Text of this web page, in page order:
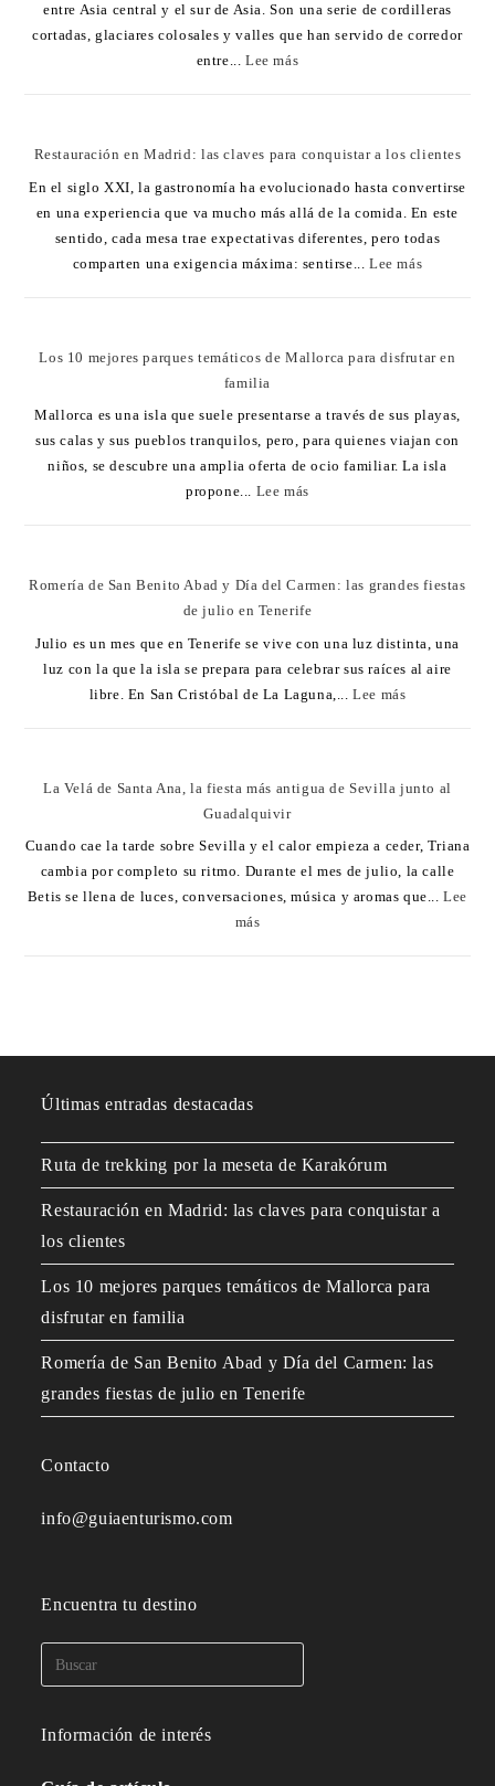
entre Asia central y el sur de Asia. Son una serie de cordilleras
cortadas, glaciares colosales y valles que han servido de corredor
entre...Lee más
Restauración en Madrid: las claves para conquistar a los clientes
En el siglo XXI, la gastronomía ha evolucionado hasta convertirse
en una experiencia que va mucho más allá de la comida. En este
sentido, cada mesa trae expectativas diferentes, pero todas
comparten una exigencia máxima: sentirse...Lee más
Los 10 mejores parques temáticos de Mallorca para disfrutar en
familia
Mallorca es una isla que suele presentarse a través de sus playas,
sus calas y sus pueblos tranquilos, pero, para quienes viajan con
niños, se descubre una amplia oferta de ocio familiar. La isla
propone... Lee más
Romería de San Benito Abad y Día del Carmen: las grandes fiestas
de julio en Tenerife
Julio es un mes que en Tenerife se vive con una luz distinta, una
luz con la que la isla se prepara para celebrar sus raíces al aire
libre. En San Cristóbal de La Laguna,...Lee más
La Velá de Santa Ana, la fiesta más antigua de Sevilla junto al
Guadalquivir
Cuando cae la tarde sobre Sevilla y el calor empieza a ceder, Triana
cambia por completo su ritmo. Durante el mes de julio, la calle
Betis se llena de luces, conversaciones, música y aromas que...Lee
más
Últimas entradas destacadas
Ruta de trekking por la meseta de Karakórum
Restauración en Madrid: las claves para conquistar a
los clientes
Los 10 mejores parques temáticos de Mallorca para
disfrutar en familia
Romería de San Benito Abad y Día del Carmen: las
grandes fiestas de julio en Tenerife
Contacto
info@guiaenturismo.com
Encuentra tu destino
Información de interés